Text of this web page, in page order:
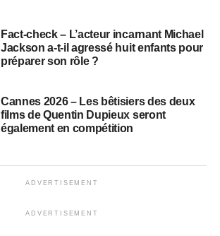
Fact-check – L’acteur incarnant Michael
Jackson a-t-il agressé huit enfants pour
préparer son rôle ?
Cannes 2026 – Les bêtisiers des deux
films de Quentin Dupieux seront
également en compétition
ADVERTISEMENT
ADVERTISEMENT